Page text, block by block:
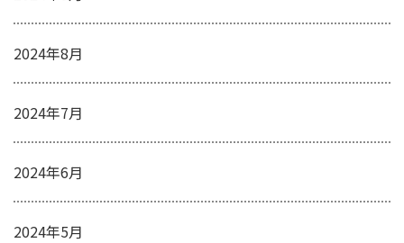
2024年8月
2024年7月
2024年6月
2024年5月